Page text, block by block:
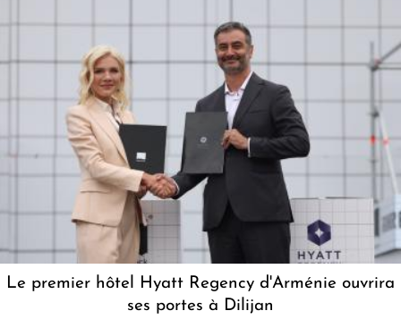
Le premier hôtel Hyatt Regency d'Arménie ouvrira
ses portes à Dilijan